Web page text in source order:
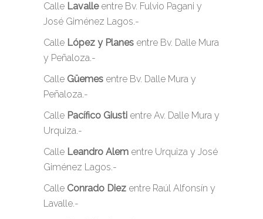
Calle Lavalleentre Bv. Fulvio Pagani y
José Giménez Lagos.-
Calle López y Planes entre Bv. Dalle Mura
y Peñaloza.-
Calle Güemes entre Bv. Dalle Mura y
Peñaloza.-
Calle Pacífico Giusti entre Av. Dalle Mura y
Urquiza.-
Calle Leandro Alem entre Urquiza y José
Giménez Lagos.-
Calle Conrado Diez entre Raúl Alfonsín y
Lavalle.-